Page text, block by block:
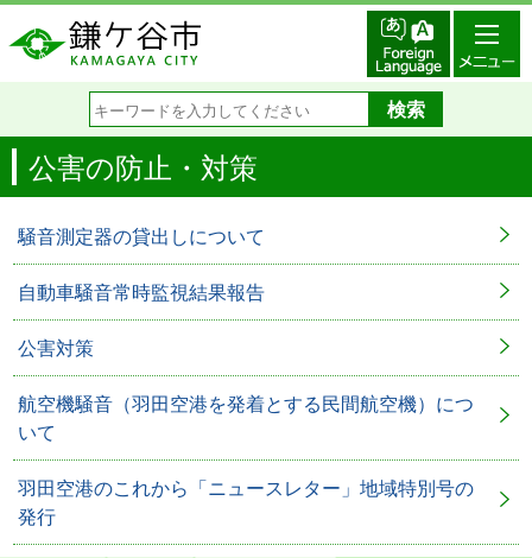
公害の防止・対策
騒音測定器の貸出しについて
自動車騒音常時監視結果報告
公害対策
航空機騒音（羽田空港を発着とする民間航空機）につ
いて
羽田空港のこれから「ニュースレター」地域特別号の
発行